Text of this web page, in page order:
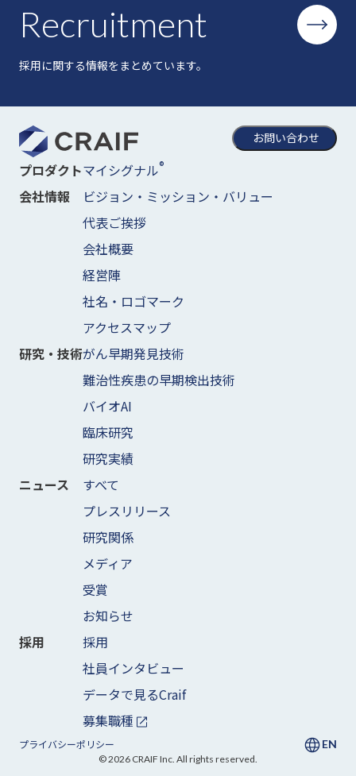
Recruitment
採用に関する情報をまとめています。
お問い合わせ
プロダクトマイシグナル®
会社情報
ビジョン・ミッション・バリュー
代表ご挨拶
会社概要
経営陣
社名・ロゴマーク
アクセスマップ
研究・技術がん早期発見技術
難治性疾患の早期検出技術
バイオAI
臨床研究
研究実績
ニュース
すべて
プレスリリース
研究関係
メディア
受賞
お知らせ
採用
採用
社員インタビュー
データで見るCraif
募集職種
プライバシーポリシー EN
©2026 CRAIF Inc. All rights reserved.